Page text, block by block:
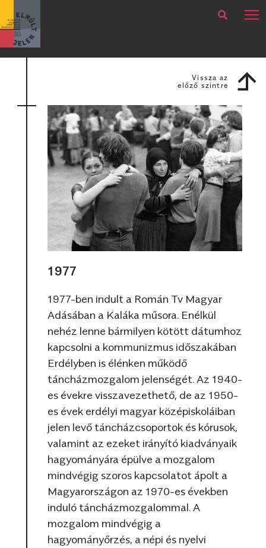
Vissza az
előző szintre
1977
1977-ben indult a Román Tv Magyar
Adásában a Kaláka műsora. Enélkül
nehéz lenne bármilyen kötött dátumhoz
kapcsolni a kommunizmus időszakában
Erdélyben is élénken működő
táncházmozgalom jelenségét. Az 1940-
es évekre visszavezethető, de az 1950-
es évek erdélyi magyar középiskoláiban
jelen levő táncházcsoportok és kórusok,
valamint az ezeket irányító kiadványaik
hagyományára épülve a mozgalom
mindvégig szoros kapcsolatot ápolt a
Magyarországon az 1970-es években
induló táncházmozgalommal. A
mozgalom mindvégig a
hagyományőrzés, a népi és nyelvi